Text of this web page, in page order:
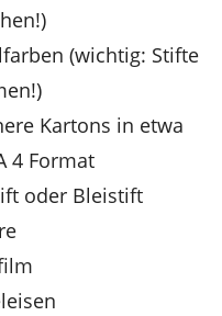
(wichtig: Stifte
Kartons in etwa
4 Format
oder Bleistift